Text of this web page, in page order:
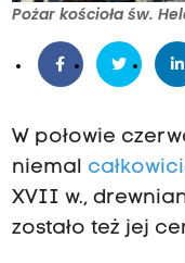
Pożar kościoła św.
W połowie
niemal
XVII w.,
zostało też jej